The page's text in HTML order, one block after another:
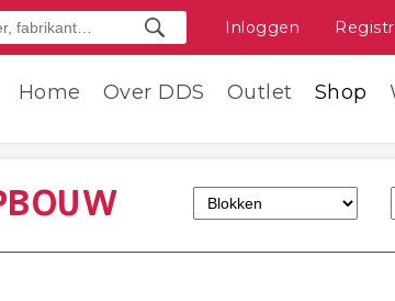
Inloggen
Home Over DDS Outlet Shop